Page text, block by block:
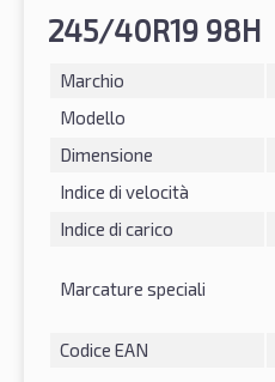
245/40R19 98H
Marchio
Modello
Dimensione
Indice di velocità
Indice di carico
Marcature speciali
Codice EAN